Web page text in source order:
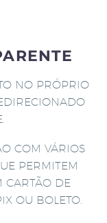
NO PRÓPRIO
COM VÁRIOS
PERMITEM
CARTÃO DE
OU BOLETO.